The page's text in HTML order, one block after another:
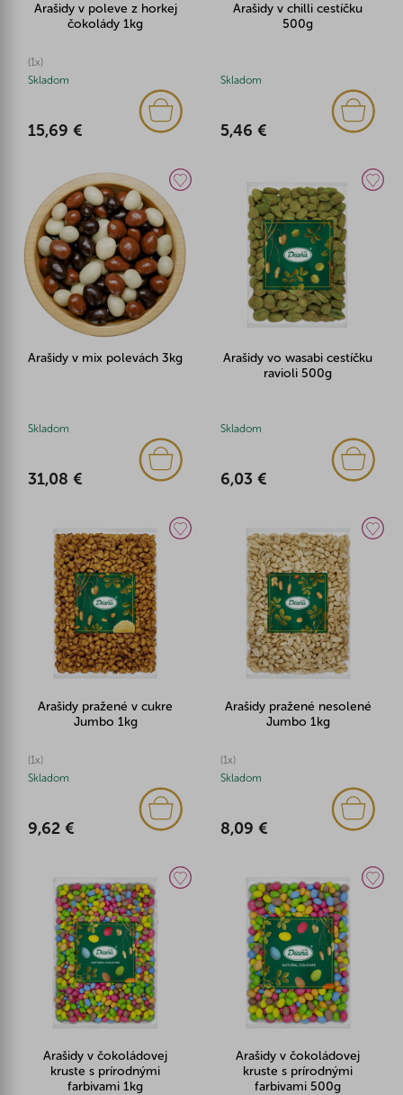
Arašidy v poleve z horkej
čokolády 1kg
(1x)
Skladom
15,69 €
Arašidy v chilli cestíčku
500g
Skladom
5,46 €
Arašidy v mix polevách 3kg
Skladom
31,08 €
Arašidy vo wasabi cestíčku
ravioli 500g
Skladom
6,03 €
Arašidy pražené v cukre
Jumbo 1kg
(1x)
Skladom
9,62 €
Arašidy pražené nesolené
Jumbo 1kg
(1x)
Skladom
8,09 €
Arašidy v čokoládovej
kruste s prírodnými
farbivami 1kg
Arašidy v čokoládovej
kruste s prírodnými
farbivami 500g